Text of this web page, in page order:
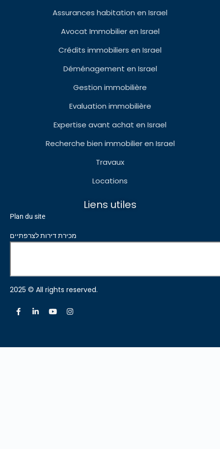
Assurances habitation en Israel
Avocat Immobilier en Israel
Crédits immobiliers en Israel
Déménagement en Israel
Gestion immobilière
Evaluation immobilière
Expertise avant achat en Israel
Recherche bien immobilier en Israel
Travaux
Locations
Liens utiles
Plan du site
מכירת דירות לצרפתיים
2025 © All rights reserved.